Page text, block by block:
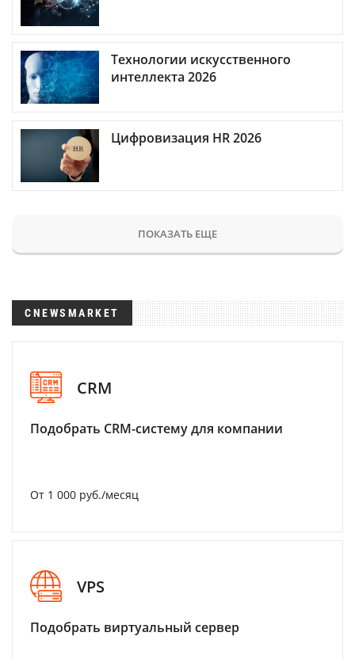
Технологии искусственного
интеллекта 2026
Цифровизация HR 2026
ПОКАЗАТЬ ЕЩЕ
CNEWSMARKET
CRM
Подобрать CRM-систему для компании
От 1 000 руб./месяц
VPS
Подобрать виртуальный сервер